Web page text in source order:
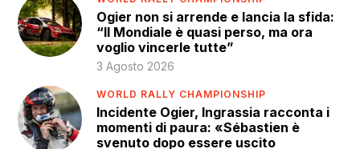
Ogier non si arrende e lancia la sfida:
“Il Mondiale è quasi perso, ma ora
voglio vincerle tutte”
3 Agosto 2026
WORLD RALLY CHAMPIONSHIP
Incidente Ogier, Ingrassia racconta i
momenti di paura: «Sébastien è
svenuto dopo essere uscito